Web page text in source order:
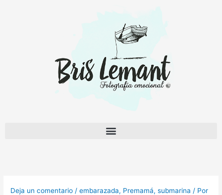
Deja un comentario /embarazada, Premamá,submarina / Por